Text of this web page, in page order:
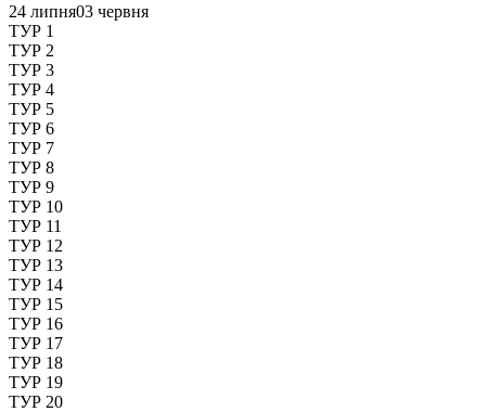
24 липня03 червня
ТУР 1
ТУР 2
ТУР 3
ТУР 4
ТУР 5
ТУР 6
ТУР 7
ТУР 8
ТУР 9
ТУР 10
ТУР 11
ТУР 12
ТУР 13
ТУР 14
ТУР 15
ТУР 16
ТУР 17
ТУР 18
ТУР 19
ТУР 20